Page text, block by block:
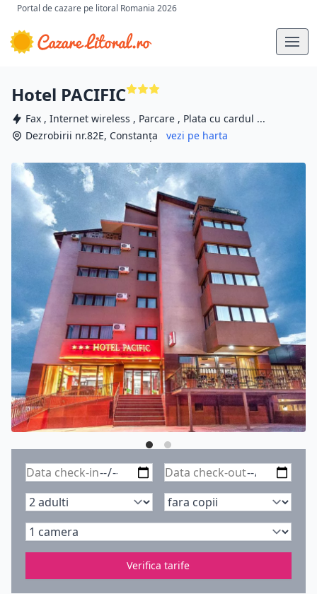
Portal de cazare pe litoral Romania 2026
Hotel PACIFIC
Fax , Internet wireless , Parcare , Plata cu cardul ...
Dezrobirii nr.82E, Constanța
vezi pe harta
Verifica tarife